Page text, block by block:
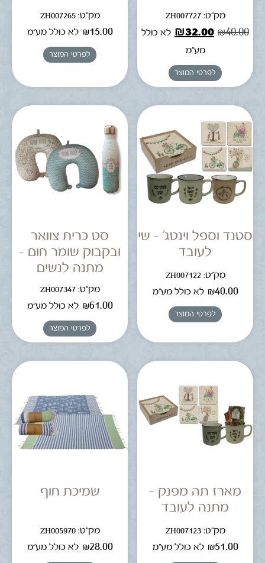
מק"ט: ZH007727
₪40.00
₪32.00
לא כולל
מע"מ
לפרטי המוצר
מק"ט: ZH007265
₪15.00 לא כולל מע"מ
לפרטי המוצר
סטנד וספל וינטג' – שי
לעובד
מק"ט: ZH007122
₪40.00 לא כולל מע"מ
לפרטי המוצר
סט כרית צוואר
ובקבוק שומר חום –
מתנה לנשים
מק"ט: ZH007347
₪61.00 לא כולל מע"מ
לפרטי המוצר
מארז תה מפנק –
מתנה לעובד
מק"ט: ZH007123
₪51.00 לא כולל מע"מ
שמיכת חוף
מק"ט: ZH005970
₪28.00 לא כולל מע"מ